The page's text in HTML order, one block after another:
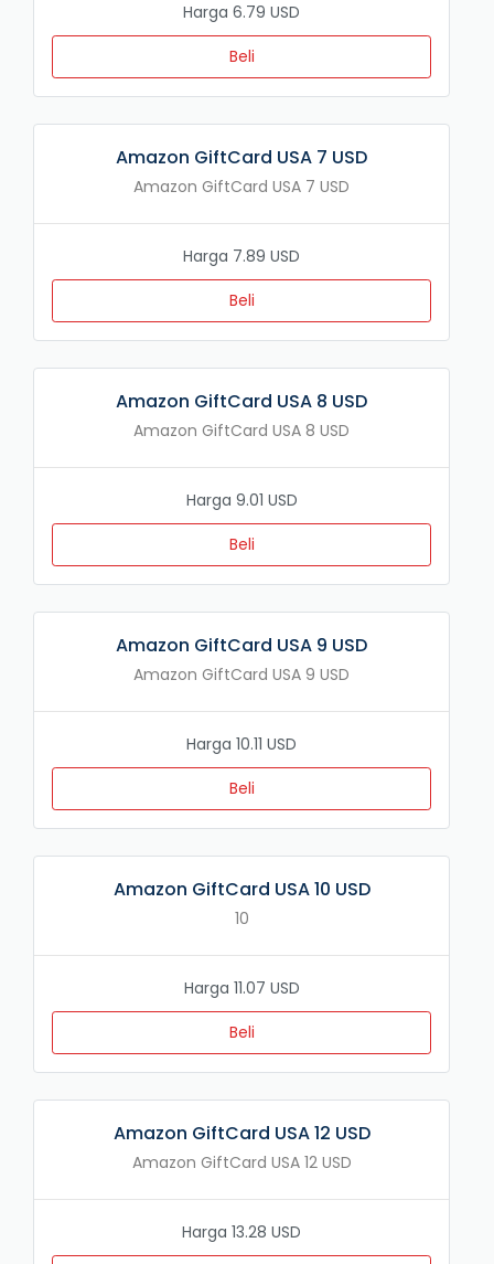
Harga 6.79 USD
Beli
Amazon GiftCard USA 7 USD
Amazon GiftCard USA 7 USD
Harga 7.89 USD
Beli
Amazon GiftCard USA 8 USD
Amazon GiftCard USA 8 USD
Harga 9.01 USD
Beli
Amazon GiftCard USA 9 USD
Amazon GiftCard USA 9 USD
Harga 10.11 USD
Beli
Amazon GiftCard USA 10 USD
10
Harga 11.07 USD
Beli
Amazon GiftCard USA 12 USD
Amazon GiftCard USA 12 USD
Harga 13.28 USD